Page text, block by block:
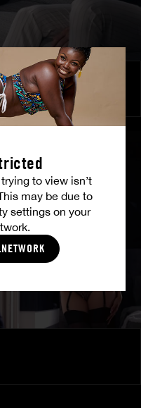
to view isn’t
may be due to
settings on your